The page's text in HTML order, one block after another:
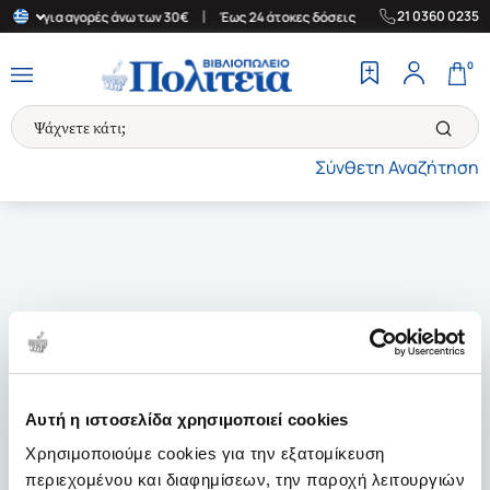
Αυτή η ιστοσελίδα χρησιμοποιεί cookies
Χρησιμοποιούμε cookies για την εξατομίκευση
περιεχομένου και διαφημίσεων, την παροχή λειτουργιών
για αγορές άνω των 30€ Έως 24 άτοκες δόσεις | Δωρεάν
21 0360 0235
Σύνθετη Αναζήτηση
0